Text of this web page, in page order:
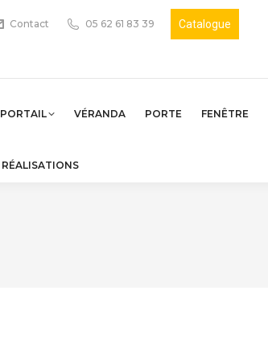
Contact 05 62 61 83 39 Catalogue
PORTAIL VÉRANDA PORTE FENÊTRE
RÉALISATIONS